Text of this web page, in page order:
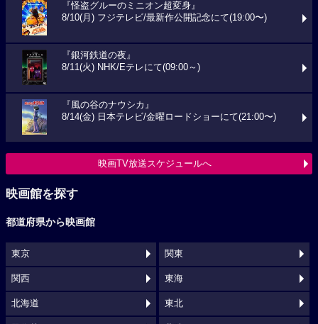
『怪盗グルーのミニオン超変身』
8/10(月) フジテレビ/最新作公開記念にて(19:00〜)
『銀河鉄道の夜』
8/11(火) NHK/Eテレにて(09:00～)
『風の谷のナウシカ』
8/14(金) 日本テレビ/金曜ロードショーにて(21:00〜)
映画TV放送スケジュールへ
映画館を探す
都道府県から映画館
東京 関東
関西 東海
北海道 東北